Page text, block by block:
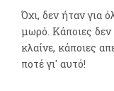
Όχι, δεν ήταν για
μωρό. Κάποιες
κλαίνε, κάποιες
ποτέ γι' αυτό!